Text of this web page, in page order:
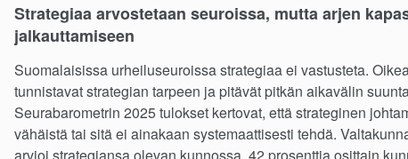
Strategiaa arvostetaan seuroissa, mutta arjen
jalkauttamiseen
Suomalaisissa urheiluseuroissa strategiaa ei vastusteta.
tunnistavat strategian tarpeen ja pitävät pitkän aikavälin
Seurabarometrin 2025 tulokset kertovat, että strateginen
vähäistä tai sitä ei ainakaan systemaattisesti tehdä.
arvioi strategiansa olevan kunnossa, 42 prosenttia osittain